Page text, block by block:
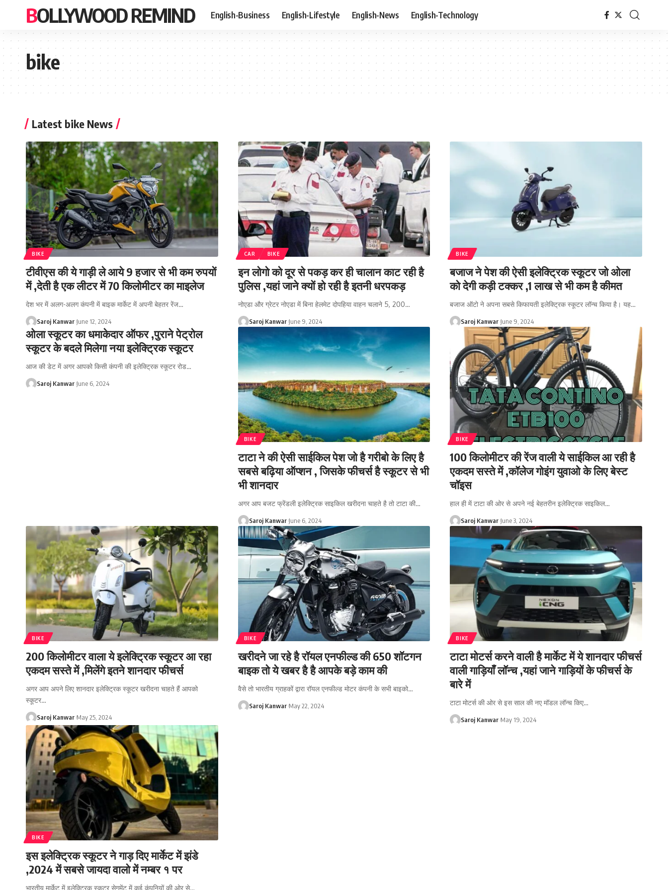
BOLLYWOOD REMIND English-Business English-Lifestyle English-News English-Technology
bike
Latest bike News
BIKE
टीवीएस की ये गाड़ी ले आये 9 हजार से भी कम रुपयों
में ,देती है एक लीटर में 70 किलोमीटर का माइलेज
देश भर में अलग-अलग कंपनी में बाइक मार्केट में अपनी बेहतर रेंज…
Saroj Kanwar June 12, 2024
CAR BIKE
इन लोगो को दूर से पकड़ कर ही चालान काट रही है
पुलिस ,यहां जाने क्यों हो रही है इतनी धरपकड़
नोएडा और ग्रेटर नोएडा में बिना हेलमेट दोपहिया वाहन चलाने 5, 200…
Saroj Kanwar June 9, 2024
BIKE
बजाज ने पेश की ऐसी इलेक्ट्रिक स्कूटर जो ओला
को देगी कड़ी टक्कर ,1 लाख से भी कम है कीमत
बजाज ऑटो ने अपना सबसे किफायती इलेक्ट्रिक स्कूटर लॉन्च किया है। यह…
Saroj Kanwar June 9, 2024
ओला स्कूटर का धमाकेदार ऑफर ,पुराने पेट्रोल
स्कूटर के बदले मिलेगा नया इलेक्ट्रिक स्कूटर
आज की डेट में अगर आपको किसी कंपनी की इलेक्ट्रिक स्कूटर रोड…
Saroj Kanwar June 6, 2024
BIKE
टाटा ने की ऐसी साईकिल पेश जो है गरीबो के लिए है
सबसे बढ़िया ऑप्शन , जिसके फीचर्स है स्कूटर से भी
भी शानदार
अगर आप बजट फ्रेंडली इलेक्ट्रिक साइकिल खरीदना चाहते है तो टाटा की…
Saroj Kanwar June 6, 2024
BIKE
100 किलोमीटर की रेंज वाली ये साईकिल आ रही है
एकदम सस्ते में ,कॉलेज गोइंग युवाओ के लिए बेस्ट
चॉइस
हाल ही में टाटा की ओर से अपने नई बेहतरीन इलेक्ट्रिक साइकिल…
Saroj Kanwar June 3, 2024
BIKE
200 किलोमीटर वाला ये इलेक्ट्रिक स्कूटर आ रहा
एकदम सस्ते में ,मिलेंगे इतने शानदार फीचर्स
अगर आप अपने लिए शानदार इलेक्ट्रिक स्कूटर खरीदना चाहते हैं आपको
स्कूटर…
Saroj Kanwar May 25, 2024
BIKE
खरीदने जा रहे है रॉयल एनफील्ड की 650 शॉटगन
बाइक तो ये खबर है है आपके बड़े काम की
वैसे तो भारतीय ग्राहकों द्वारा रॉयल एनफील्ड मोटर कंपनी के सभी बाइको…
Saroj Kanwar May 22, 2024
BIKE
टाटा मोटर्स करने वाली है मार्केट में ये शानदार फीचर्स
वाली गाड़ियाँ लॉन्च ,यहां जाने गाड़ियों के फीचर्स के
बारे में
टाटा मोटर्स की ओर से इस साल की नए मॉडल लॉन्च किए…
Saroj Kanwar May 19, 2024
BIKE
इस इलेक्ट्रिक स्कूटर ने गाड़ दिए मार्केट में झंडे
,2024 में सबसे जायदा वालो में नम्बर १ पर
भारतीय मार्केट में इलेक्ट्रिक स्कूटर सेगमेंट में कई कंपनियों की ओर से…